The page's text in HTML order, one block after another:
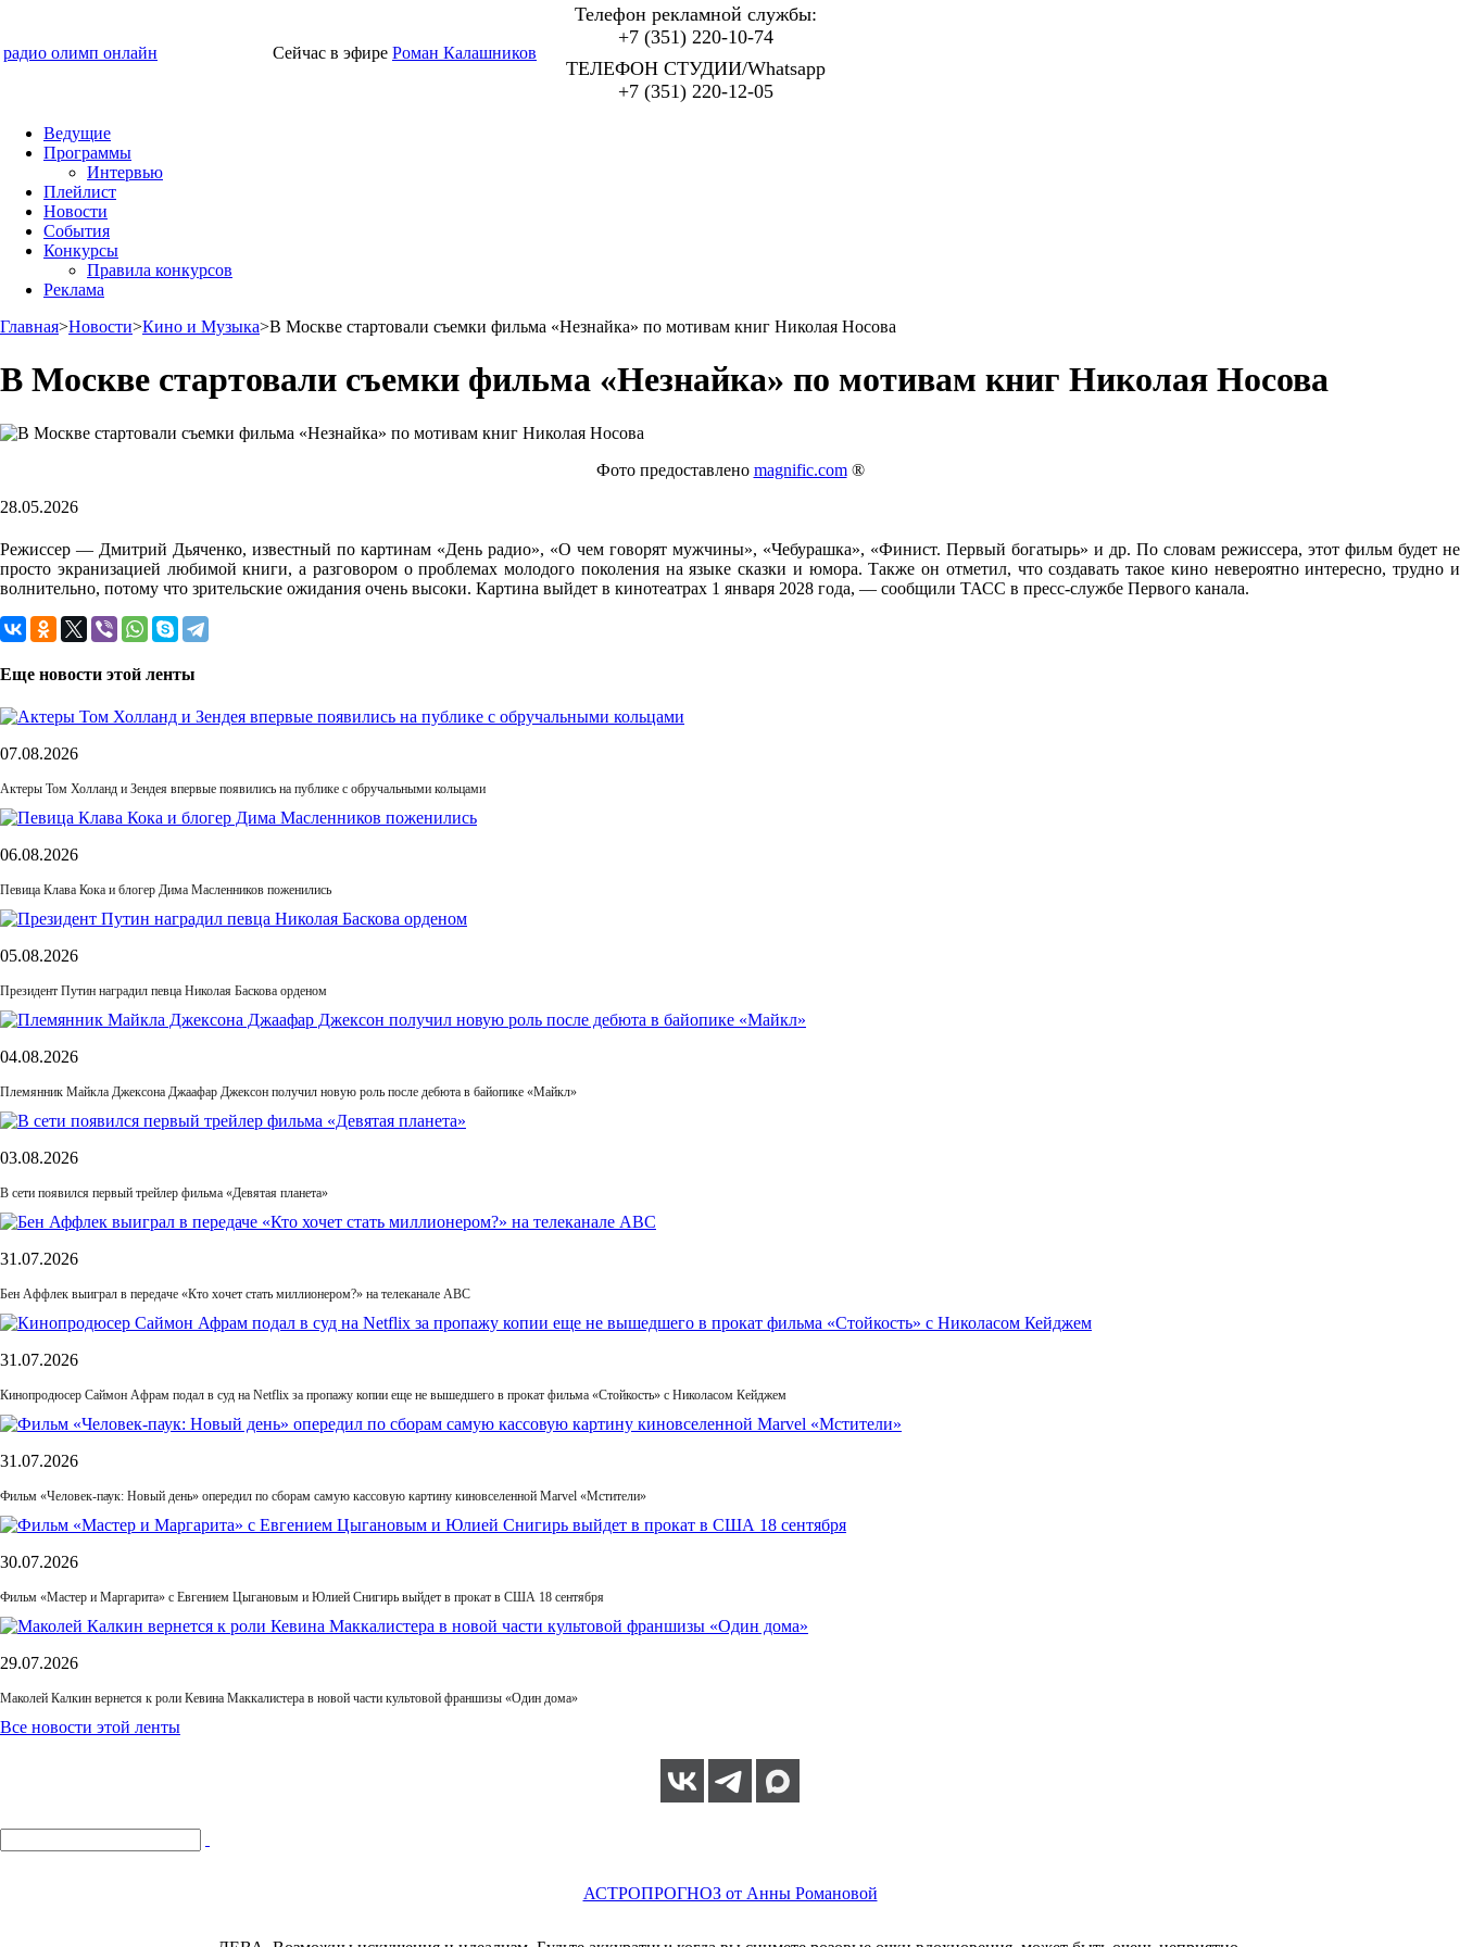
радио олимп онлайн Сейчас в эфире Роман Калашников
Телефон рекламной службы:
+7 (351) 220-10-74
ТЕЛЕФОН СТУДИИ/Whatsapp
+7 (351) 220-12-05
Ведущие
Программы
Интервью
Плейлист
Новости
События
Конкурсы
Правила конкурсов
Реклама
Главная>Новости>Кино и Музыка>В Москве стартовали съемки фильма «Незнайка» по мотивам книг Николая Носова
В Москве стартовали съемки фильма «Незнайка» по мотивам книг Николая Носова
Фото предоставлено magnific.com®
28.05.2026
Режиссер — Дмитрий Дьяченко, известный по картинам «День радио», «О чем говорят мужчины», «Чебурашка», «Финист. Первый богатырь» и др. По словам режиссера, этот фильм будет не
просто экранизацией любимой книги, а разговором о проблемах молодого поколения на языке сказки и юмора. Также он отметил, что создавать такое кино невероятно интересно, трудно и
волнительно, потому что зрительские ожидания очень высоки. Картина выйдет в кинотеатрах 1 января 2028 года, — сообщили ТАСС в пресс-службе Первого канала.
Еще новости этой ленты
07.08.2026
Актеры Том Холланд и Зендея впервые появились на публике с обручальными кольцами
06.08.2026
Певица Клава Кока и блогер Дима Масленников поженились
05.08.2026
Президент Путин наградил певца Николая Баскова орденом
04.08.2026
Племянник Майкла Джексона Джаафар Джексон получил новую роль после дебюта в байопике «Майкл»
03.08.2026
В сети появился первый трейлер фильма «Девятая планета»
31.07.2026
Бен Аффлек выиграл в передаче «Кто хочет стать миллионером?» на телеканале ABC
31.07.2026
Кинопродюсер Саймон Афрам подал в суд на Netflix за пропажу копии еще не вышедшего в прокат фильма «Стойкость» с Николасом Кейджем
31.07.2026
Фильм «Человек-паук: Новый день» опередил по сборам самую кассовую картину киновселенной Marvel «Мстители»
30.07.2026
Фильм «Мастер и Маргарита» с Евгением Цыгановым и Юлией Снигирь выйдет в прокат в США 18 сентября
29.07.2026
Маколей Калкин вернется к роли Кевина Маккалистера в новой части культовой франшизы «Один дома»
Все новости этой ленты
АСТРОПРОГНОЗ от Анны Романовой